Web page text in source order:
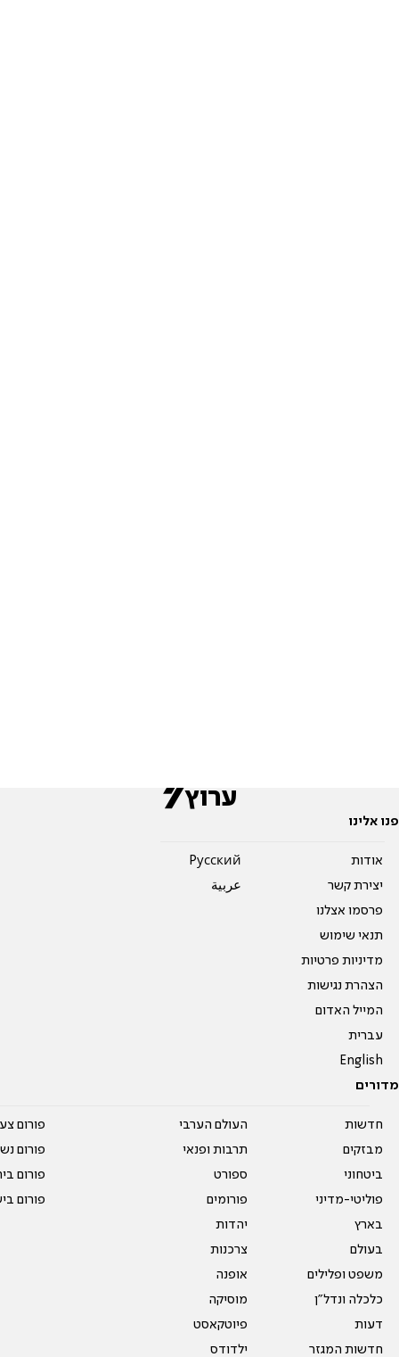
פנו אלינו
אודות
יצירת קשר
פרסמו אצלנו
תנאי שימוש
מדיניות פרטיות
הצהרת נגישות
המייל האדום
עברית
English
Pусский
عربية
מדורים
חדשות
מבזקים
ביטחוני
פוליטי-מדיני
בארץ
בעולם
משפט ופלילים
כלכלה ונדל"ן
דעות
חדשות המגזר
העולם הערבי
תרבות ופנאי
ספורט
פורומים
יהדות
צרכנות
אופנה
מוסיקה
פיוטקאסט
ילדודס
פורום
פורום
פורום
פורום